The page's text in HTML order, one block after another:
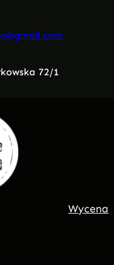
72/1
Wycena